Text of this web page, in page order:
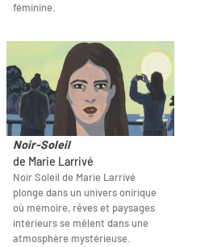
féminine.
Noir-Soleil
de Marie Larrivé
Noir Soleil de Marie Larrivé
plonge dans un univers onirique
où mémoire, rêves et paysages
intérieurs se mêlent dans une
atmosphère mystérieuse.